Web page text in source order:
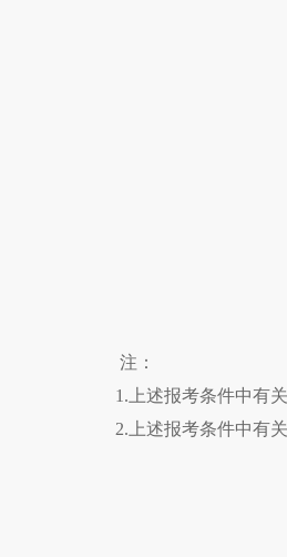
注：
1.上述报考条件中有
2.上述报考条件中有